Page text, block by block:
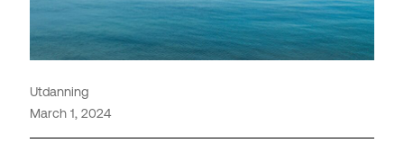
Utdanning
March 1, 2024